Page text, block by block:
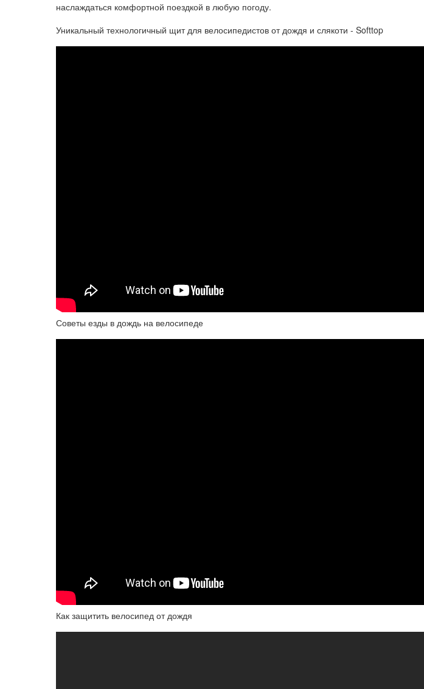
наслаждаться комфортной поездкой в любую погоду.
Уникальный технологичный щит для велосипедистов от дождя и слякоти - Softtop
Советы езды в дождь на велосипеде
Как защитить велосипед от дождя